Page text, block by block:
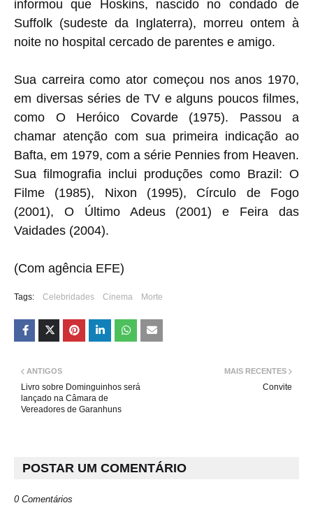
informou que Hoskins, nascido no condado de
Suffolk (sudeste da Inglaterra), morreu ontem à
noite no hospital cercado de parentes e amigo.
Sua carreira como ator começou nos anos 1970,
em diversas séries de TV e alguns poucos filmes,
como O Heróico Covarde (1975). Passou a
chamar atenção com sua primeira indicação ao
Bafta, em 1979, com a série Pennies from Heaven.
Sua filmografia inclui produções como Brazil: O
Filme (1985), Nixon (1995), Círculo de Fogo
(2001), O Último Adeus (2001) e Feira das
Vaidades (2004).
(Com agência EFE)
Tags: Celebridades Cinema Morte
MAIS RECENTES
Convite
ANTIGOS
Livro sobre Dominguinhos será
lançado na Câmara de
Vereadores de Garanhuns
POSTAR UM COMENTÁRIO
0 Comentários